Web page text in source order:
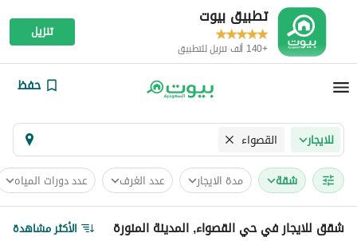
تطبيق بيوت
+140 ألف تنزيل للتطبيق
تنزيل
حفظ
للايجار القصواء
شقة مدة الايجار عدد الغرف عدد دورات المياه
شقق للايجار في حي القصواء, المدينة المنورة الأكثر مشاهدة